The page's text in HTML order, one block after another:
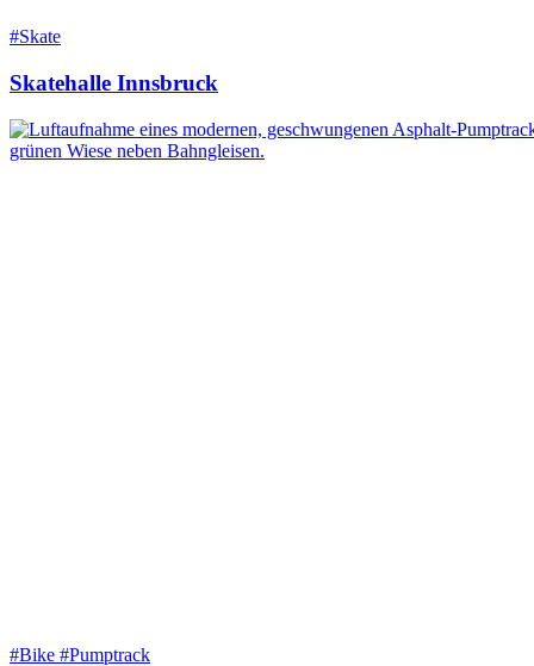
#Skate
Skatehalle Innsbruck
#Bike #Pumptrack